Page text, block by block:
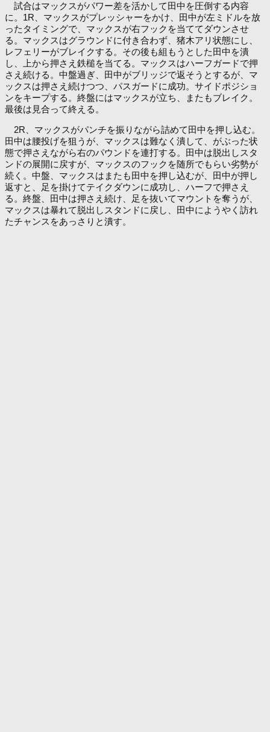
試合はマックスがパワー差を活かして田中を圧倒する内容
に。1R、マックスがプレッシャーをかけ、田中が左ミドルを放
ったタイミングで、マックスが右フックを当ててダウンさせ
る。マックスはグラウンドに付き合わず、猪木アリ状態にし、
レフェリーがブレイクする。その後も組もうとした田中を潰
し、上から押さえ鉄槌を当てる。マックスはハーフガードで押
さえ続ける。中盤過ぎ、田中がブリッジで返そうとするが、マ
ックスは押さえ続けつつ、パスガードに成功。サイドポジショ
ンをキープする。終盤にはマックスが立ち、またもブレイク。
最後は見合って終える。
2R、マックスがパンチを振りながら詰めて田中を押し込む。
田中は腰投げを狙うが、マックスは難なく潰して、がぶった状
態で押さえながら右のパウンドを連打する。田中は脱出しスタ
ンドの展開に戻すが、マックスのフックを随所でもらい劣勢が
続く。中盤、マックスはまたも田中を押し込むが、田中が押し
返すと、足を掛けてテイクダウンに成功し、ハーフで押さえ
る。終盤、田中は押さえ続け、足を抜いてマウントを奪うが、
マックスは暴れて脱出しスタンドに戻し、田中にようやく訪れ
たチャンスをあっさりと潰す。